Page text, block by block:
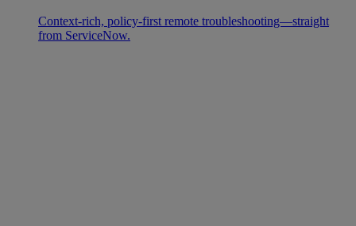
Context-rich, policy-first remote troubleshooting—straight
from ServiceNow.